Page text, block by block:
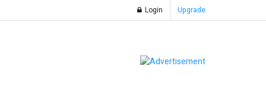
Login Upgrade